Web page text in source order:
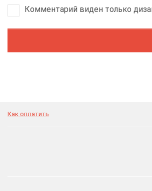
Комментарий виден только
Как оплатить